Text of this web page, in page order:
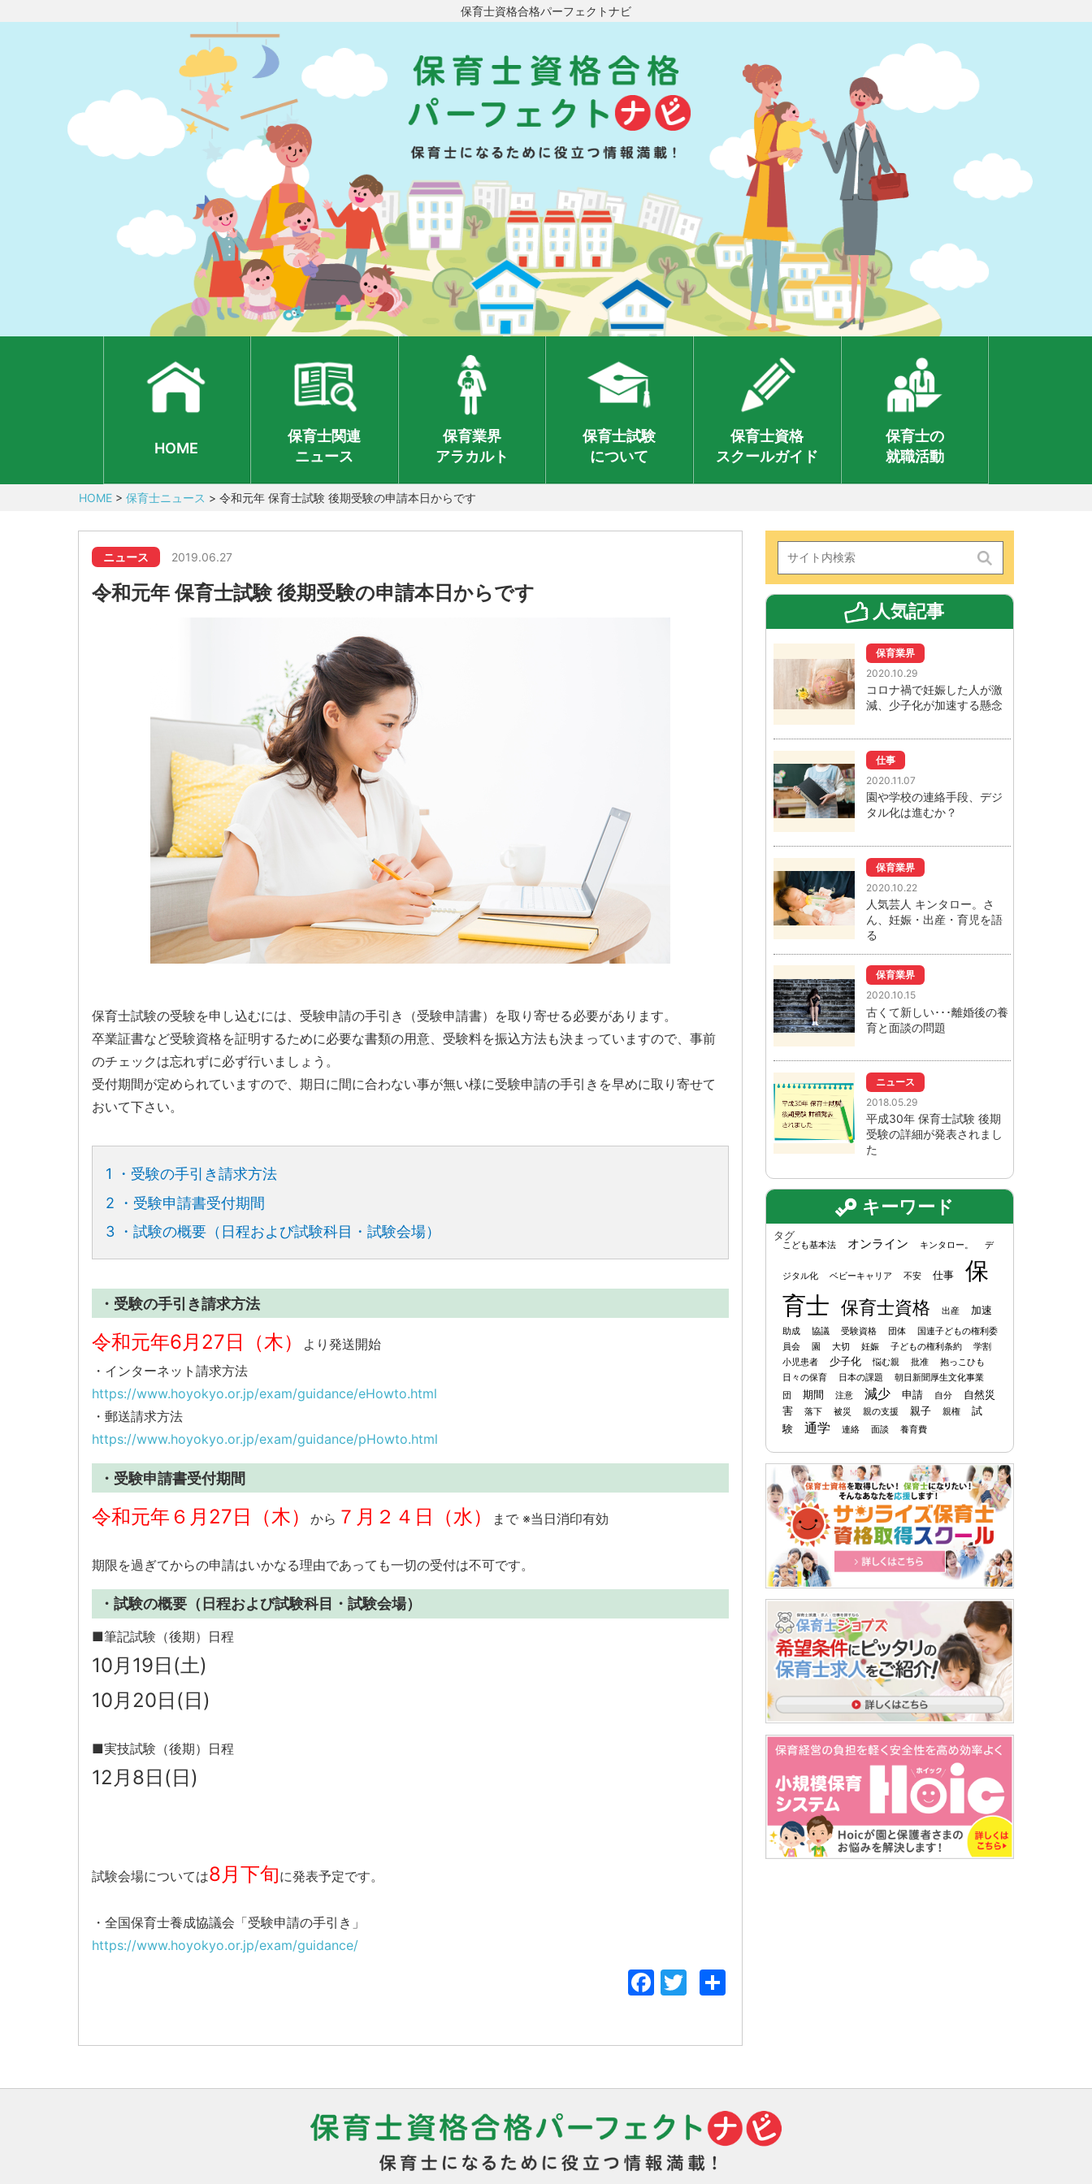
保育士資格合格パーフェクトナビ
HOME
保育士関連
ニュース
保育業界
アラカルト
保育士試験
について
保育士資格
スクールガイド
保育士の
就職活動
HOME > 保育士ニュース > 令和元年 保育士試験 後期受験の申請本日からです
ニュース 2019.06.27
令和元年 保育士試験 後期受験の申請本日からです
保育士試験の受験を申し込むには、受験申請の手引き（受験申請書）を取り寄せる必要があります。
卒業証書など受験資格を証明するために必要な書類の用意、受験料を振込方法も決まっていますので、事前
のチェックは忘れずに必ず行いましょう。
受付期間が定められていますので、期日に間に合わない事が無い様に受験申請の手引きを早めに取り寄せて
おいて下さい。
1 ・受験の手引き請求方法
2 ・受験申請書受付期間
3 ・試験の概要（日程および試験科目・試験会場）
・受験の手引き請求方法
令和元年6月27日（木）
より発送開始
・インターネット請求方法
https://www.hoyokyo.or.jp/exam/guidance/eHowto.html
・郵送請求方法
https://www.hoyokyo.or.jp/exam/guidance/pHowto.html
・受験申請書受付期間
令和元年６月27日（木）から ７月２４日（水） まで ※当日消印有効
期限を過ぎてからの申請はいかなる理由であっても一切の受付は不可です。
・試験の概要（日程および試験科目・試験会場）
■筆記試験（後期）日程
10月19日(土)
10月20日(日)
■実技試験（後期）日程
12月8日(日)
試験会場については8月下旬に発表予定です。
・全国保育士養成協議会「受験申請の手引き」
https://www.hoyokyo.or.jp/exam/guidance/
Facebook
Twitter
共
人気記事
保育業界
2020.10.29
コロナ禍で妊娠した人が激
減、少子化が加速する懸念
仕事
2020.11.07
園や学校の連絡手段、デジ
タル化は進むか？
保育業界
2020.10.22
人気芸人 キンタロー。さ
ん、妊娠・出産・育児を語
る
保育業界
2020.10.15
古くて新しい･･･離婚後の養
育と面談の問題
ニュース
2018.05.29
平成30年 保育士試験 後期
受験の詳細が発表されまし
た
キーワード
タグ
こども基本法 オンライン キンタロー。 デ
ジタル化 ベビーキャリア 不安 仕事
保
育士 保育士資格 出産 加速
助成 協議 受験資格 団体
国連子どもの権利委
員会
園 大切 妊娠 子どもの権利条約
学割
小児患者
少子化 悩む親 批准
抱っこひも
日々の保育
日本の課題
朝日新聞厚生文化事業
団
期間 注意 減少 申請 自分
自然災
害
落下 被災 親の支援 親子 親権
試
験
通学 連絡 面談 養育費